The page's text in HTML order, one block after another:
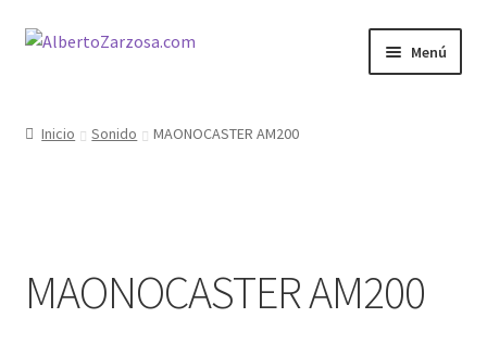
Ir
Ir
Menú
AZ Filosofía
Inicio Sonido MAONOCASTER AM200
MAONOCASTER AM200